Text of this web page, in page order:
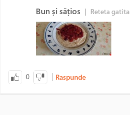
Bun și sățios | Reteta gatita
0 | Raspunde